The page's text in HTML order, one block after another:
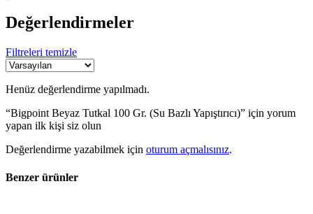
Değerlendirmeler
Filtreleri temizle
Henüz değerlendirme yapılmadı.
“Bigpoint Beyaz Tutkal 100 Gr. (Su Bazlı Yapıştırıcı)” için yorum
yapan ilk kişi siz olun
Değerlendirme yazabilmek için oturum açmalısınız.
Benzer ürünler